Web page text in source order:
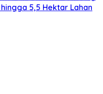
5,5 Hektar Lahan